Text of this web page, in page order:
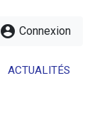
account_circle Connexion
ACTUALITÉS